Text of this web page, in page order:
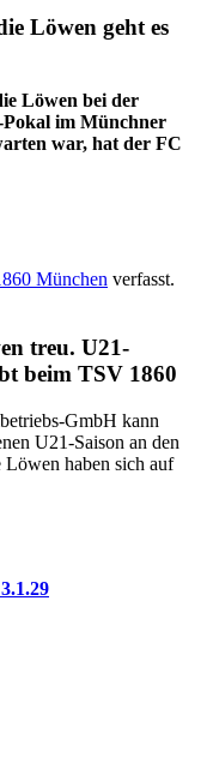
Löwen geht es
Löwen bei der
Pokal im Münchner
war, hat der FC
München verfasst.
treu. U21-
beim TSV 1860
GmbH kann
U21-Saison an den
haben sich auf